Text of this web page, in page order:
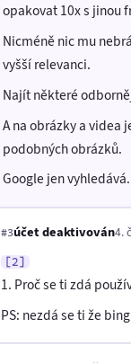
opakovat 10x s jinou
Nicméně nic mu
vyšší relevanci.
Najít některé
A na obrázky a videa
podobných obrázků.
Google jen
#3účet deaktivován4.
[2]
1. Proč se ti zdá
PS: nezdá se ti že